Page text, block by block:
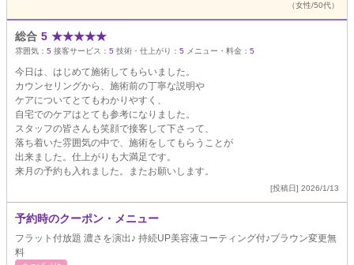
（女性/50代）
総合 5 ★★★★★
雰囲気： 5 接客サービス： 5 技術・仕上がり： 5 メニュー・料金： 5
今日は、はじめて施術してもらいました。
カウンセリングから、施術前の丁寧な説明や
ケアについてとてもわかりやすく、
自宅でのケアはとても参考になりました。
スタッフの皆さんも笑顔で接客して下さって、
落ち着いた雰囲気の中で、施術をしてもらうことが
出来ました。仕上がりも大満足です。
来月の予約も入れました。またお願いします。
[投稿日] 2026/1/13
予約時のクーポン・メニュー
フラット付放題 濃さを演出♪ 持続UP美容液コーティング付♪ブラウン変更無
料